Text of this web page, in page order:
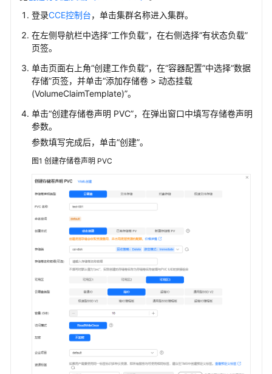
存
储
储
概
述
存
储
础
知
识
云
硬
存
登录CCE控制台，单击集群名称进入集群。
在左侧导航栏中选择“工作负载”，在右侧选择“有状态负载”
页签。
单击页面右上角“创建工作负载”，在“容器配置”中选择“数据
存储”页签，并单击“添加存储卷 > 动态挂载
(VolumeClaimTemplate)”。
单击“创建存储卷声明 PVC”，在弹出窗口中填写存储卷声明
参数。
参数填写完成后，单击“创建”。
图1 创建存储卷声明 PVC